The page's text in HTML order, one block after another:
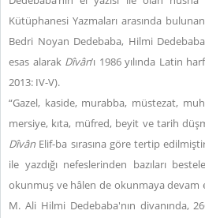
Kütüphanesi Yazmaları arasında
Bedri Noyan Dedebaba, Hilmi
esas alarak Dîvân’ı 1986 yılında Latin
2013: IV-V).
“Gazel, kaside, murabba, müstezat,
mersiye, kıta, müfred, beyit ve tarih
Dîvân Elif-ba sırasına göre tertip
ile yazdığı nefeslerinden bazıları
okunmuş ve hâlen de okunmaya devam
M. Ali Hilmi Dedebaba'nın divanında,